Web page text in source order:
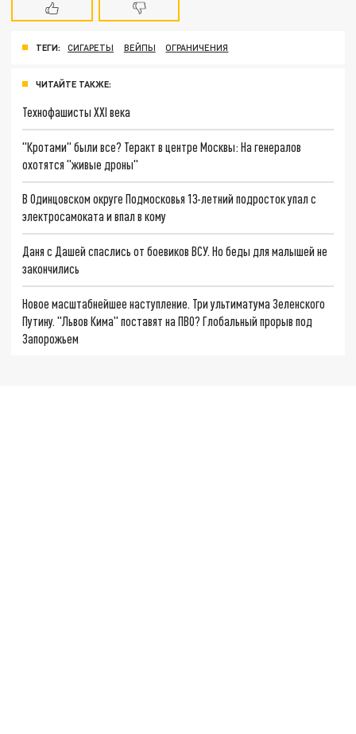
ТЕГИ: СИГАРЕТЫ ВЕЙПЫ ОГРАНИЧЕНИЯ
ЧИТАЙТЕ ТАКЖЕ:
Технофашисты XXI века
"Кротами" были все? Теракт в центре Москвы: На генералов
охотятся "живые дроны"
В Одинцовском округе Подмосковья 13-летний подросток упал с
электросамоката и впал в кому
Даня с Дашей спаслись от боевиков ВСУ. Но беды для малышей не
закончились
Новое масштабнейшее наступление. Три ультиматума Зеленского
Путину. "Львов Кима" поставят на ПВО? Глобальный прорыв под
Запорожьем